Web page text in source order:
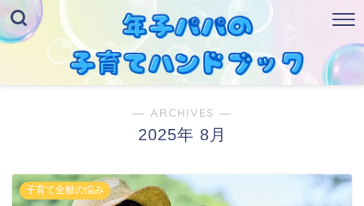
― ARCHIVES ―
2025年 8月
子育て全般の悩み